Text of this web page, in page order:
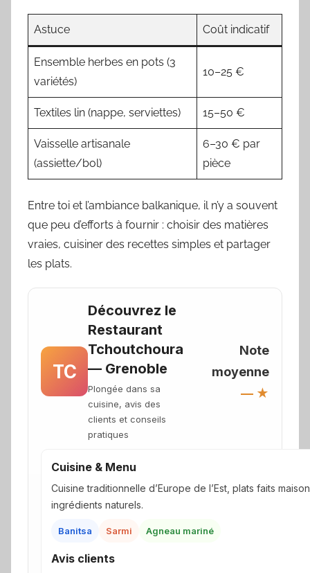
Astuce Coût indicatif
Ensemble herbes en pots (3
variétés)
10–25 €
Textiles lin (nappe, serviettes) 15–50 €
Vaisselle artisanale
(assiette/bol)
6–30 € par
pièce
Entre toi et l’ambiance balkanique, il n’y a souvent
que peu d’efforts à fournir : choisir des matières
vraies, cuisiner des recettes simples et partager
les plats.
TC
Découvrez le
Restaurant
Tchoutchoura
— Grenoble
Plongée dans sa
cuisine, avis des
clients et conseils
pratiques
Note
moyenne
— ★
Cuisine & Menu
Cuisine traditionnelle d’Europe de l’Est, plats faits
ingrédients naturels.
Banitsa Sarmi Agneau mariné
Avis clients